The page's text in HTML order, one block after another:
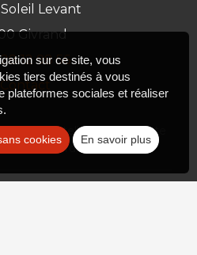
Levant
Givrand
12 98 56
Contact
intellectuelles, toute
est interdite.
sur ce site, vous
tiers destinés à vous
plateformes sociales et réaliser
cookies En savoir plus